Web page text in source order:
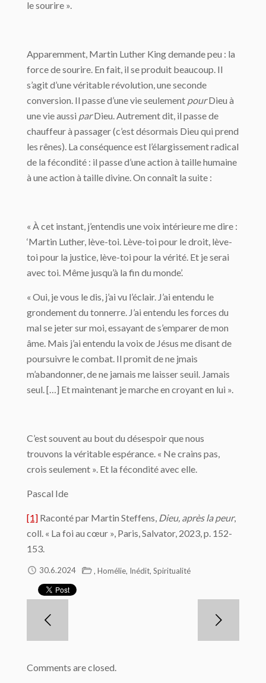
le sourire ».
Apparemment, Martin Luther King demande peu : la
force de sourire. En fait, il se produit beaucoup. Il
s’agit d’une véritable révolution, une seconde
conversion. Il passe d’une vie seulement pourDieu à
une vie aussi parDieu. Autrement dit, il passe de
chauffeur à passager (c’est désormais Dieu qui prend
les rênes). La conséquence est l’élargissement radical
de la fécondité : il passe d’une action à taille humaine
à une action à taille divine. On connaît la suite :
« À cet instant, j’entendis une voix intérieure me dire :
‘Martin Luther, lève-toi. Lève-toi pour le droit, lève-
toi pour la justice, lève-toi pour la vérité. Et je serai
avec toi. Même jusqu’à la fin du monde’.
« Oui, je vous le dis, j’ai vu l’éclair. J’ai entendu le
grondement du tonnerre. J’ai entendu les forces du
mal se jeter sur moi, essayant de s’emparer de mon
âme. Mais j’ai entendu la voix de Jésus me disant de
poursuivre le combat. Il promit de ne jmais
m’abandonner, de ne jamais me laisser seuil. Jamais
seul. […] Et maintenant je marche en croyant en lui ».
C’est souvent au bout du désespoir que nous
trouvons la véritable espérance. « Ne crains pas,
crois seulement ». Et la fécondité avec elle.
Pascal Ide
[1] Raconté par Martin Steffens, Dieu, après la peur,
coll. « La foi au cœur », Paris, Salvator, 2023, p. 152-
153.
30.6.2024 , Homélie, Inédit, Spiritualité
Comments are closed.